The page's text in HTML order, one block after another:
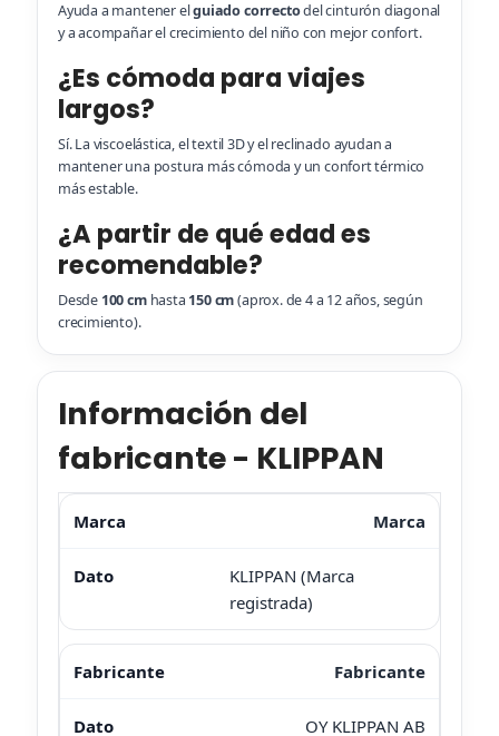
Ayuda a mantener elguiado correctodel cinturón diagonal
y a acompañar el crecimiento del niño con mejor confort.
¿Es cómoda para viajes
largos?
Sí. La viscoelástica, el textil 3D y el reclinado ayudan a
mantener una postura más cómoda y un confort térmico
más estable.
¿A partir de qué edad es
recomendable?
Desde 100 cmhasta 150 cm(aprox. de 4 a 12 años, según
crecimiento).
Información del
fabricante - KLIPPAN
Marca
KLIPPAN (Marca
registrada)
Fabricante
OY KLIPPAN AB